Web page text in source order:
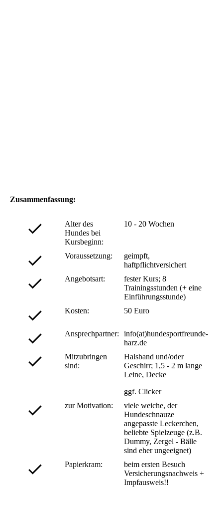
Zusammenfassung:
Alter des
Hundes bei
Kursbeginn:
10 - 20 Wochen
Voraussetzung:
geimpft,
haftpflichtversichert
Angebotsart:
fester Kurs; 8
Trainingsstunden (+ eine
Einführungsstunde)
Kosten:
50 Euro
Ansprechpartner:
info(at)hundesportfreunde-
harz.de
Mitzubringen
sind:
Halsband und/oder
Geschirr; 1,5 - 2 m lange
Leine, Decke
ggf. Clicker
zur Motivation:
viele weiche, der
Hundeschnauze
angepasste Leckerchen,
beliebte Spielzeuge (z.B.
Dummy, Zergel - Bälle
sind eher ungeeignet)
Papierkram:
beim ersten Besuch
Versicherungsnachweis +
Impfausweis!!